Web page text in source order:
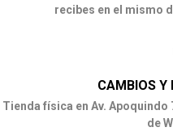
recibes en el mismo
CAMBIOS Y
Tienda física en Av. Apoquindo
de